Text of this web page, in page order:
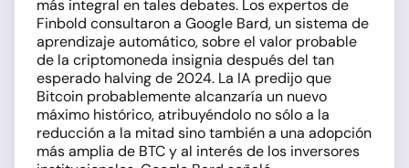
más integral en tales debates. Los expertos de
Finbold consultaron a Google Bard, un sistema de
aprendizaje automático, sobre el valor probable
de la criptomoneda insignia después del tan
esperado halving de 2024. La IA predijo que
Bitcoin probablemente alcanzaría un nuevo
máximo histórico, atribuyéndolo no sólo a la
reducción a la mitad sino también a una adopción
más amplia de BTC y al interés de los inversores